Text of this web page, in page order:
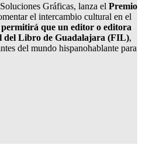
Gráficas, lanza el Premio
el intercambio cultural en el
que un editor o editora
del Libro de Guadalajara (FIL),
del mundo hispanohablante para